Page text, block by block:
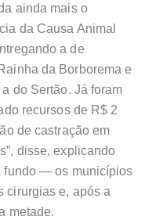
ainda mais o
da Causa Animal
a de
da Borborema e
do Sertão. Já foram
recursos de R$ 2
de castração em
disse, explicando
fundo — os municípios
cirurgias e, após a
metade.